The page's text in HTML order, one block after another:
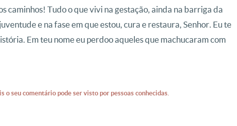
caminhos! Tudo o que vivi na gestação, ainda na barriga da
e na fase em que estou, cura e restaura, Senhor. Eu te
Em teu nome eu perdoo aqueles que machucaram com
seu comentário pode ser visto por pessoas conhecidas.